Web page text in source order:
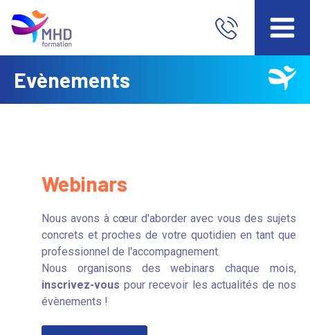
Evènements
Webinars
Nous avons à cœur d'aborder avec vous des sujets
concrets et proches de votre quotidien en tant que
professionnel de l'accompagnement.
Nous organisons des webinars chaque mois,
inscrivez-vous pour recevoir les actualités de nos
évènements !